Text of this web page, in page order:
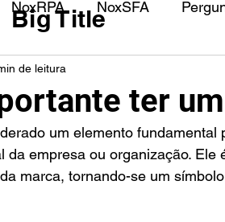
NoxRPA NoxSFA
ter
de leitura
da empresa ou organização. Ele
marca, tornando-se um
Big Title